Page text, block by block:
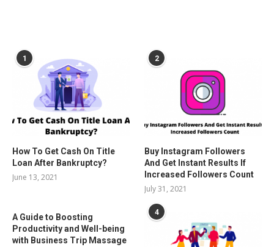
1
How To Get Cash On Title
Loan After Bankruptcy?
June 13, 2021
2
Buy Instagram Followers
And Get Instant Results If
Increased Followers Count
July 31, 2021
A Guide to Boosting
Productivity and Well-being
with Business Trip Massage
4